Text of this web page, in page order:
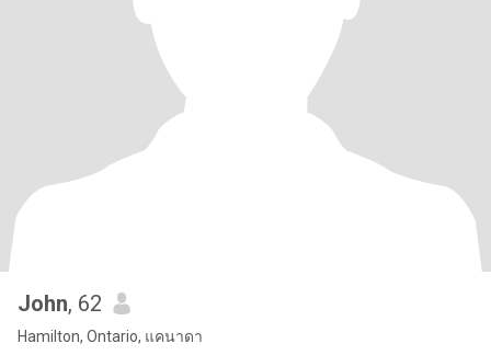
John, 62
Hamilton, Ontario, แคนาดา